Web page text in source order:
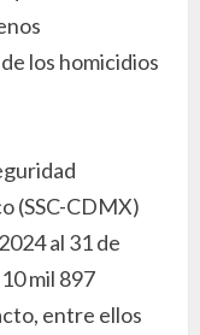
los homicidios
(SSC-CDMX)
al 31 de
mil 897
entre ellos